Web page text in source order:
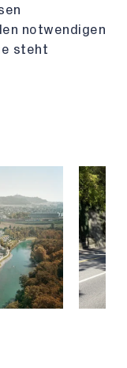
notwendigen
steht